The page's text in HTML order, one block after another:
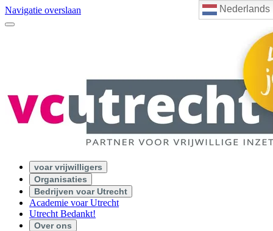
Nederlands
Navigatie overslaan
voar vrijwilligers
Organisaties
Bedrijven voar Utrecht
Academie voar Utrecht
Utrecht Bedankt!
Over ons